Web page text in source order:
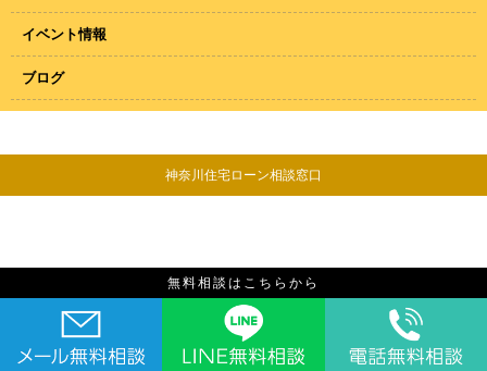
イベント情報
ブログ
神奈川住宅ローン相談窓口
無料相談はこちらから